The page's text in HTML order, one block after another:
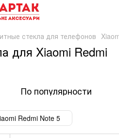
стекла для телефонов
для Xiaomi Redmi
По популярности
Redmi Note 5